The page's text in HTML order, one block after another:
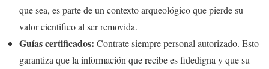
que sea, es parte de un contexto arqueológico que pierde su
valor científico al ser removida.
Guías certificados: Contrate siempre personal autorizado. Esto
garantiza que la información que recibe es fidedigna y que su